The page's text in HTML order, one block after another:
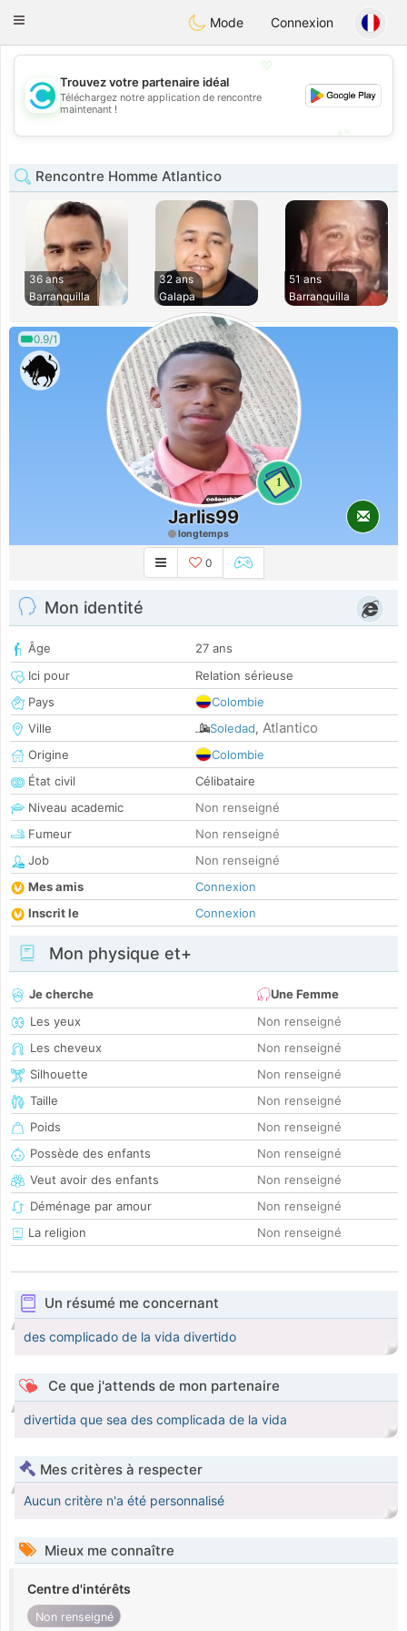
olombiaCitas
Toggle
Mode Connexion
💖
💕
Trouvez votre partenaire idéal
Téléchargez notre application de rencontre
maintenant !
Rencontre Homme Atlantico
36 ans
Barranquilla
32 ans
Galapa
51 ans
Barranquilla
0.9/1
1
Jarlis99
longtemps
0
Mon identité
Âge
27 ans
Ici pour
Relation sérieuse
Pays
Colombie
Ville
Soledad, Atlantico
Origine
Colombie
État civil
Célibataire
Niveau academic
Non renseigné
Fumeur
Non renseigné
Job
Non renseigné
Mes amis
Connexion
Inscrit le
Connexion
Mon physique et+
Je cherche
Une Femme
Les yeux
Non renseigné
Les cheveux
Non renseigné
Silhouette
Non renseigné
Taille
Non renseigné
Poids
Non renseigné
Possède des enfants
Non renseigné
Veut avoir des enfants
Non renseigné
Déménage par amour
Non renseigné
La religion
Non renseigné
Un résumé me concernant
des complicado de la vida divertido
Ce que j'attends de mon partenaire
divertida que sea des complicada de la vida
Mes critères à respecter
Aucun critère n'a été personnalisé
Mieux me connaître
Centre d'intérêts
Non renseigné